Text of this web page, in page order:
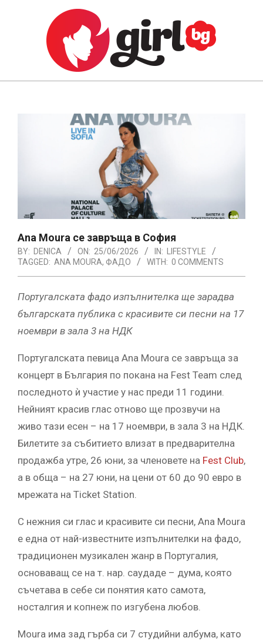
GIRL.BG
Ana Moura се завръща в София
BY: DENICA ON: 25/06/2026 IN: LIFESTYLE
TAGGED: ANA MOURA, ФАДО WITH: 0 COMMENTS
Португалската фадо изпълнителка ще зарадва
българската публика с красивите си песни на 17
ноември в зала 3 на НДК
Португалската певица Ana Moura се завръща за
концерт в България по покана на Fest Team след
последното ѝ участие у нас преди 11 години.
Нейният красив глас отново ще прозвучи на
живо тази есен – на 17 ноември, в зала 3 на НДК.
Билетите за събитието влизат в предварителна
продажба утре, 26 юни, за членовете на Fest Club,
а в обща – на 27 юни, на цени от 60 до 90 евро в
мрежата на Ticket Station.
С нежния си глас и красивите си песни, Ana Moura
е една от най-известните изпълнителки на фадо,
традиционен музикален жанр в Португалия,
основаващ се на т. нар. саудаде – дума, която
съчетава в себе си понятия като самота,
носталгия и копнеж по изгубена любов.
Moura има зад гърба си 7 студийни албума, като